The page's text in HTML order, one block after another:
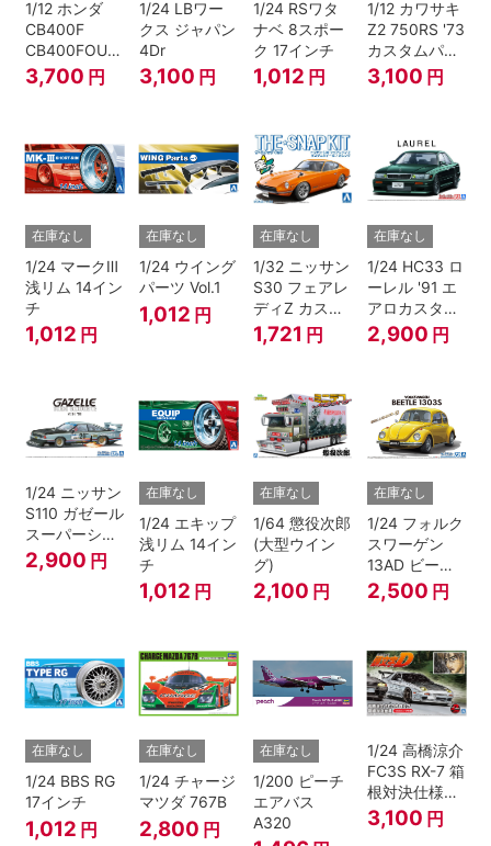
1/12 ホンダ
CB400F
CB400FOUR
'74
3,700 円
1/24 LBワー
クス ジャパン
4Dr
3,100 円
1/24 RSワタ
ナベ 8スポー
ク 17インチ
1,012 円
1/12 カワサキ
Z2 750RS '73
カスタムパー
ツ付き
3,100 円
在庫なし
1/24 マークⅢ
浅リム 14イン
チ
1,012 円
在庫なし
1/24 ウイング
パーツ Vol.1
1,012 円
在庫なし
1/32 ニッサン
S30 フェアレ
ディZ カスタ
ムホイール(オ
レンジ)
1,721 円
在庫なし
1/24 HC33 ロ
ーレル '91 エ
アロカスタム
（ニッサン）
2,900 円
1/24 ニッサン
S110 ガゼール
スーパーシル
エット '81
2,900 円
在庫なし
1/24 エキップ
浅リム 14イン
チ
1,012 円
在庫なし
1/64 懲役次郎
(大型ウイン
グ)
2,100 円
在庫なし
1/24 フォルク
スワーゲン
13AD ビート
ル 1303S '73
2,500 円
在庫なし
1/24 BBS RG
17インチ
1,012 円
在庫なし
1/24 チャージ
マツダ 767B
2,800 円
在庫なし
1/200 ピーチ
エアバス
A320
1/24 高橋涼介
FC3S RX-7 箱
根対決仕様
『頭文字D』
3,100 円